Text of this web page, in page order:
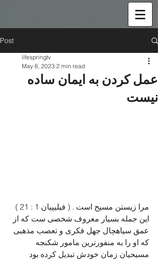
Post
عمل کردن به ایمان ساده
نیست
lifespringtv
May 8, 2023 2 min read
مرا زیستن مسیح است . ( فیلیپیان 1 : 21 )
این جمله بسیار معروف شخصی ست که از
عمق سیاهچال جهل فکری و تعصب مذهبی
که او را به منفورترین مامور شکنجه
مسیحیان زمان خودش تبدیل کرده بود